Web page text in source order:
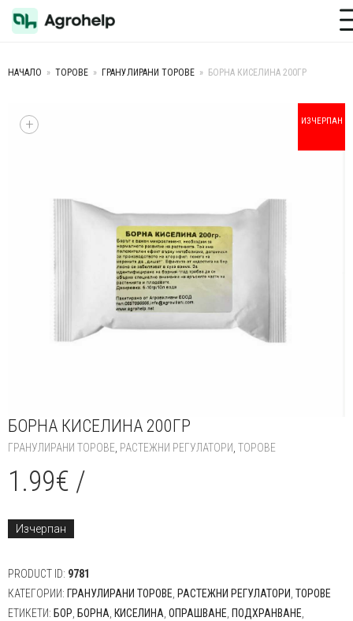
Toggle
НАЧАЛО » ТОРОВЕ » ГРАНУЛИРАНИ ТОРОВЕ » БОРНА КИСЕЛИНА 200ГР
ИЗЧЕРПАН
+
БОРНА КИСЕЛИНА 200ГР
ГРАНУЛИРАНИ ТОРОВЕ РАСТЕЖНИ РЕГУЛАТОРИ ТОРОВЕ
1.99€ /
Изчерпан
PRODUCT ID: 9781
КАТЕГОРИИ: ГРАНУЛИРАНИ ТОРОВЕ РАСТЕЖНИ РЕГУЛАТОРИ ТОРОВЕ
ЕТИКЕТИ: БОР БОРНА КИСЕЛИНА ОПРАШВАНЕ ПОДХРАНВАНЕ